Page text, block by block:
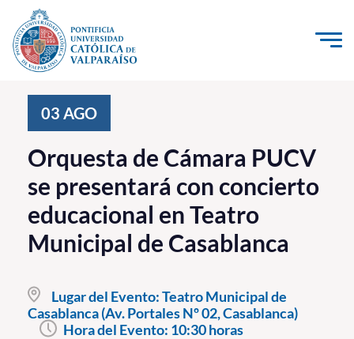
Click acá para ir directamente al contenido
Investigación, Creación e Innovación
PUCV Internacional
Vinculación con el Medio
Admisión
Pregrado
Postgrado
03 AGO
Orquesta de Cámara PUCV
se presentará con concierto
educacional en Teatro
Municipal de Casablanca
Lugar del Evento:Teatro Municipal de
Casablanca (Av. Portales Nº 02, Casablanca)
Hora del Evento: 10:30 horas